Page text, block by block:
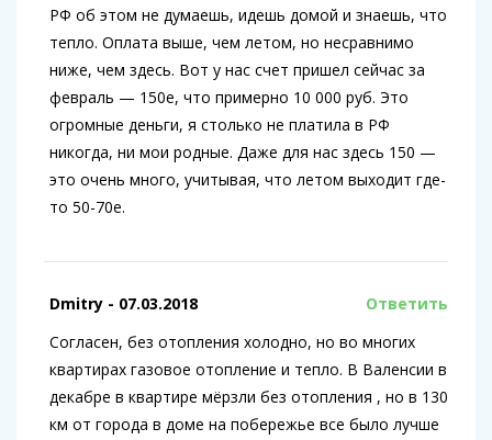
РФ об этом не думаешь, идешь домой и знаешь, что
тепло. Оплата выше, чем летом, но несравнимо
ниже, чем здесь. Вот у нас счет пришел сейчас за
февраль — 150е, что примерно 10 000 руб. Это
огромные деньги, я столько не платила в РФ
никогда, ни мои родные. Даже для нас здесь 150 —
это очень много, учитывая, что летом выходит где-
то 50-70е.
Dmitry - 07.03.2018
Ответить
Согласен, без отопления холодно, но во многих
квартирах газовое отопление и тепло. В Валенсии в
декабре в квартире мёрзли без отопления , но в 130
км от города в доме на побережье все было лучше